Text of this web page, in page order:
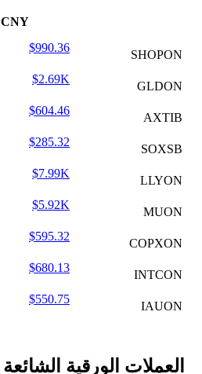
CNY
SHOPON
$990.36
GLDON
$2.69K
AXTIB
$604.46
SOXSB
$285.32
LLYON
$7.99K
MUON
$5.92K
COPXON
$595.32
INTCON
$680.13
IAUON
$550.75
العملات الورقية الشائعة